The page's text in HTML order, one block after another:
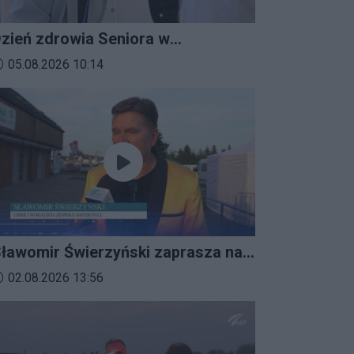
zdrowia Seniora w
dodania materiału wideo:
05.08.2026 10:14
Świerzyński zaprasza na
2026
dodania materiału wideo:
02.08.2026 13:56